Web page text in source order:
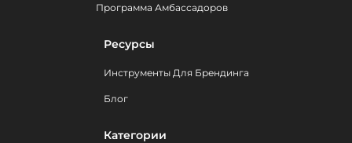
Программа Амбассадоров
Ресурсы
Инструменты Для Брендинга
Блог
Категории